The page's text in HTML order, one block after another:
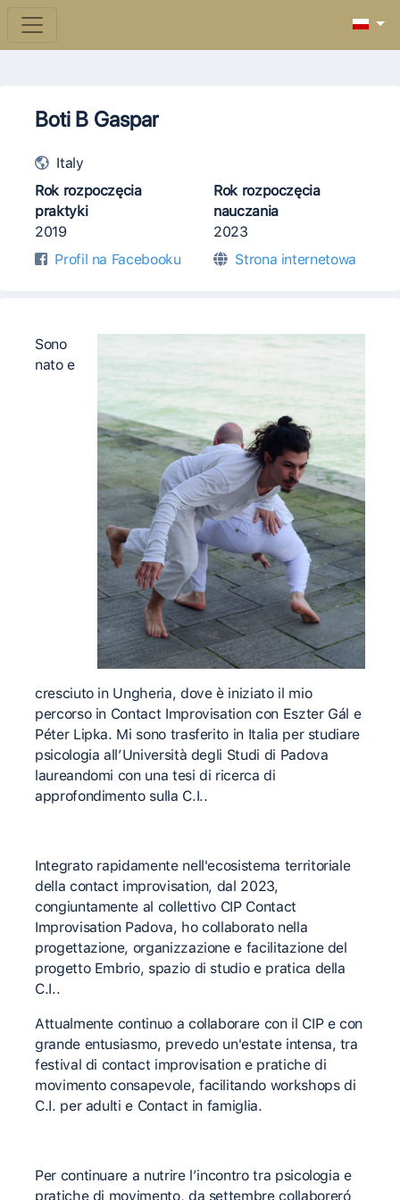
Boti B Gaspar
Italy
Rok rozpoczęcia
praktyki
2019
Rok rozpoczęcia
nauczania
2023
Profil na Facebooku
Strona internetowa
Sono
nato e
cresciuto in Ungheria, dove è iniziato il mio
percorso in Contact Improvisation con Eszter Gál e
Péter Lipka. Mi sono trasferito in Italia per studiare
psicologia all’Università degli Studi di Padova
laureandomi con una tesi di ricerca di
approfondimento sulla C.I..
Integrato rapidamente nell'ecosistema territoriale
della contact improvisation, dal 2023,
congiuntamente al collettivo CIP Contact
Improvisation Padova, ho collaborato nella
progettazione, organizzazione e facilitazione del
progetto Embrio, spazio di studio e pratica della
C.I..
Attualmente continuo a collaborare con il CIP e con
grande entusiasmo, prevedo un'estate intensa, tra
festival di contact improvisation e pratiche di
movimento consapevole, facilitando workshops di
C.I. per adulti e Contact in famiglia.
Per continuare a nutrire l’incontro tra psicologia e
pratiche di movimento, da settembre collaboreró